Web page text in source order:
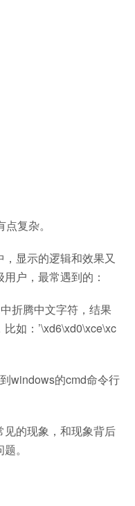
复杂。
显示的逻辑和效果又
户，最常遇到的：
折腾中文字符，结果
如：’\xd6\xd0\xce\xc
windows的cmd命令行
的现象，和现象背后
。